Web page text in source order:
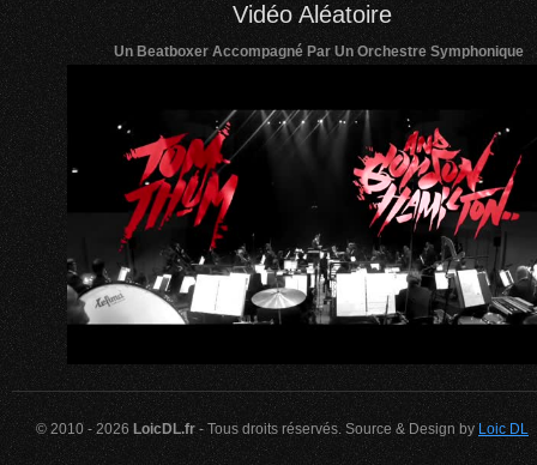
Vidéo Aléatoire
Un Beatboxer Accompagné Par Un Orchestre Symphonique
© 2010 - 2026 LoicDL.fr- Tous droits réservés. Source & Design byLoic DL